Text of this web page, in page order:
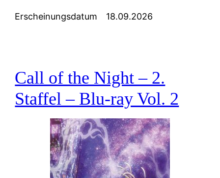
Erscheinungsdatum 18.09.2026
Call of the Night – 2.
Staffel – Blu-ray Vol. 2